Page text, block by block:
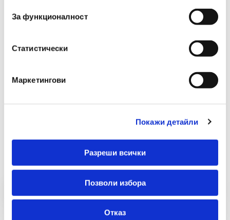
За функционалност
Статистически
Маркетингови
Покажи детайли
Разреши всички
Позволи избора
Отказ
Препоръчани Продукти